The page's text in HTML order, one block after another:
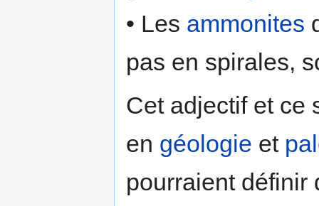
• Les ammonites
pas en spirales,
Cet adjectif et ce
en géologie et
pourraient définir